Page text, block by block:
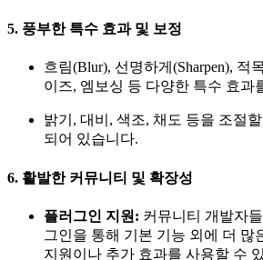
5. 풍부한 특수 효과 및 보정
흐림(Blur), 선명하게(Sharpen), 적
이즈, 엠보싱 등 다양한 특수 효과
밝기, 대비, 색조, 채도 등을 조절
되어 있습니다.
6. 활발한 커뮤니티 및 확장성
플러그인 지원: 커뮤니티 개발자
그인을 통해 기본 기능 외에 더 많
지원이나 추가 효과를 사용할 수